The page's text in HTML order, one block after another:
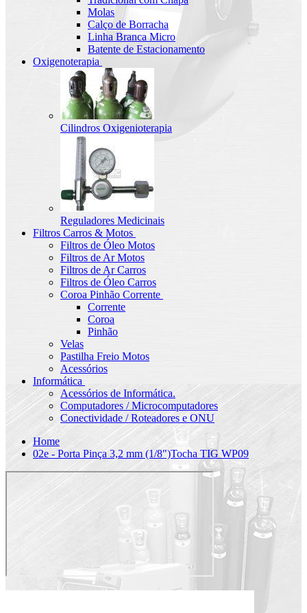
Molas
Calço de Borracha
Linha Branca Micro
Batente de Estacionamento
Oxigenoterapia
Cilindros Oxigenioterapia
Reguladores Medicinais
Filtros Carros & Motos
Filtros de Óleo Motos
Filtros de Ar Motos
Filtros de Ar Carros
Filtros de Óleo Carros
Coroa Pinhão Corrente
Corrente
Coroa
Pinhão
Velas
Pastilha Freio Motos
Acessórios
Informática
Acessórios de Informática.
Computadores / Microcomputadores
Conectividade / Roteadores e ONU
Home
02e - Porta Pinça 3,2 mm (1/8")Tocha TIG WP09